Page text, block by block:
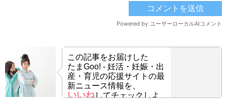
この記事をお届けした
たまGoo! - 妊活・妊娠・出
産・育児の応援サイトの最
新ニュース情報を、
いいねしてチェックしよ